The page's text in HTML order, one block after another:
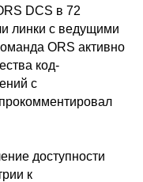
DCS в 72
линки с ведущими
ORS активно
код-
с
доступности
к